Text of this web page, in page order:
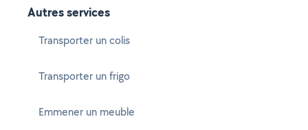
Autres services
Transporter un colis
Transporter un frigo
Emmener un meuble